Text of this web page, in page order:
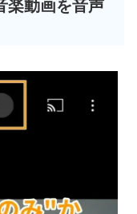
楽動画を音声